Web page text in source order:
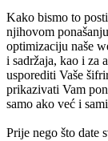
Kako bismo to
njihovom
optimizaciju naše
i sadržaja, kao i za
usporediti Vaše
prikazivati Vam
samo ako već i
Prije nego što date